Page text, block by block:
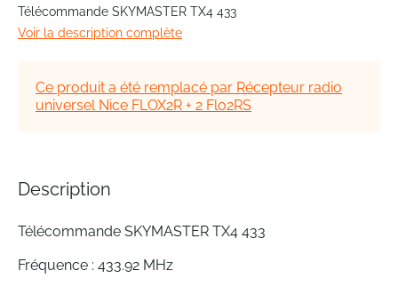
to
the
beginning
images
gallery
Télécommande SKYMASTER TX4 433
Voir la description complète
Ce produit a été remplacé par Récepteur radio
universel Nice FLOX2R + 2 Flo2RS
Description
Télécommande SKYMASTER TX4 433
Fréquence : 433.92 MHz